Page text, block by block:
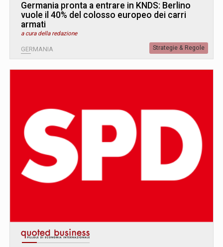
Germania pronta a entrare in KNDS: Berlino
vuole il 40% del colosso europeo dei carri
armati
a cura della redazione
GERMANIA Strategie & Regole